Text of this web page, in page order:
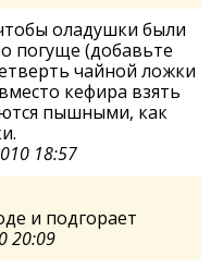
оладушки были
погуще (добавьте
чайной ложки
кефира взять
пышными, как
18:57
и подгорает
20:09